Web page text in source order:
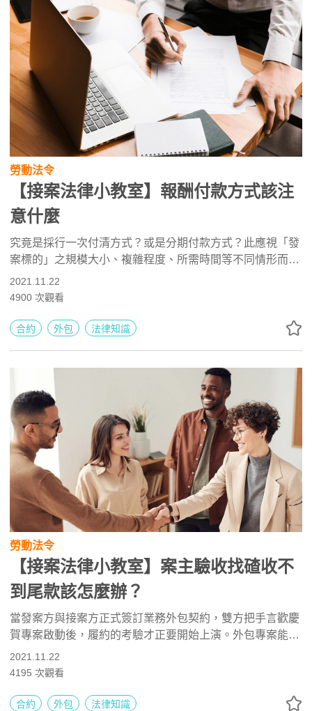
勞動法令
【接案法律小教室】報酬付款方式該注
意什麼
究竟是採行一次付清方式？或是分期付款方式？此應視「發
案標的」之規模大小、複雜程度、所需時間等不同情形而
定，若是短時間內即能完成者，一般會採一次付清方式結
案；但若是非短時間內且需投入相對較高的人力物力成本始
分期付款方式進行專案。
2021.11.22
4900 次觀看
合約 外包 法律知識
勞動法令
【接案法律小教室】案主驗收找碴收不
到尾款該怎麼辦？
當發案方與接案方正式簽訂業務外包契約，雙方把手言歡慶
賀專案啟動後，履約的考驗才正要開始上演。外包專案能否
順利結案，一方面繫於接案方是否按照約定進度交付標的物
予發案方。另一方面，驗收的球到了發案方手上，會不會又
找碴或拖延驗收，甚至拒不驗收，接案方遲遲收不到驗收尾
2021.11.22
4195 次觀看
合約 外包 法律知識